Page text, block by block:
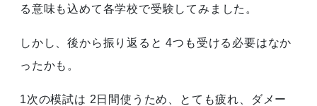
る意味も込めて各学校で受験してみました。
しかし、後から振り返ると 4つも受ける必要はなか
ったかも。
1次の模試は 2日間使うため、とても疲れ、ダメー